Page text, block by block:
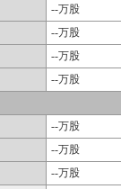
--万股
--万股
--万股
--万股
--万股
--万股
--万股